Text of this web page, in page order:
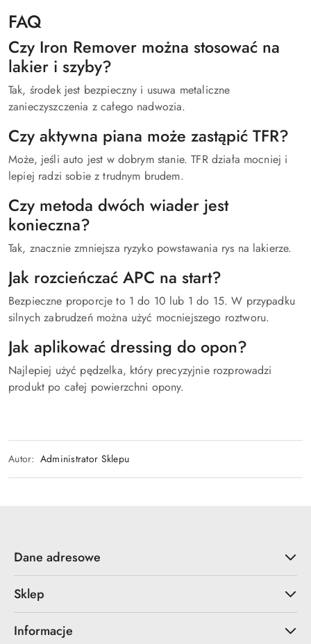
FAQ
Czy Iron Remover można stosować na
lakier i szyby?
Tak, środek jest bezpieczny i usuwa metaliczne
zanieczyszczenia z całego nadwozia.
Czy aktywna piana może zastąpić TFR?
Może, jeśli auto jest w dobrym stanie. TFR działa mocniej i
lepiej radzi sobie z trudnym brudem.
Czy metoda dwóch wiader jest
konieczna?
Tak, znacznie zmniejsza ryzyko powstawania rys na lakierze.
Jak rozcieńczać APC na start?
Bezpieczne proporcje to 1 do 10 lub 1 do 15. W przypadku
silnych zabrudzeń można użyć mocniejszego roztworu.
Jak aplikować dressing do opon?
Najlepiej użyć pędzelka, który precyzyjnie rozprowadzi
produkt po całej powierzchni opony.
Autor: Administrator Sklepu
Dane adresowe
Sklep
Informacje